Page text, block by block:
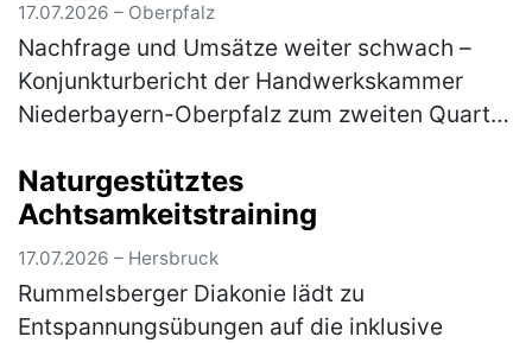
17.07.2026 – Oberpfalz
Nachfrage und Umsätze weiter schwach –
Konjunkturbericht der Handwerkskammer
Niederbayern-Oberpfalz zum zweiten Quartal
die konjunkturelle Entwicklung im zwei…
(mehr)
Naturgestütztes
Achtsamkeitstraining
17.07.2026 – Hersbruck
Rummelsberger Diakonie lädt zu
Entspannungsübungen auf die inklusive